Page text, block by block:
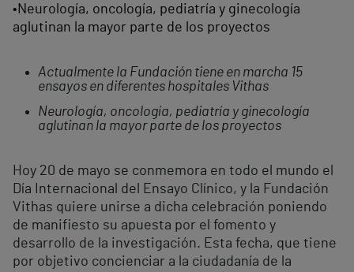
•Neurología, oncología, pediatría y ginecología
aglutinan la mayor parte de los proyectos
Actualmente la Fundación tiene en marcha 15
ensayos en diferentes hospitales Vithas
Neurología, oncología, pediatría y ginecología
aglutinan la mayor parte de los proyectos
Hoy 20 de mayo se conmemora en todo el mundo el
Día Internacional del Ensayo Clínico, y la Fundación
Vithas quiere unirse a dicha celebración poniendo
de manifiesto su apuesta por el fomento y
desarrollo de la investigación. Esta fecha, que tiene
por objetivo concienciar a la ciudadanía de la